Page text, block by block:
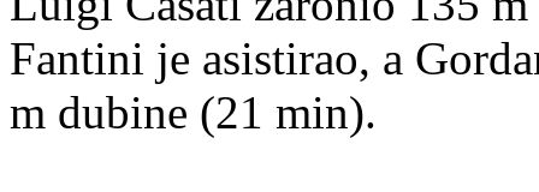
Fantini je asistirao, a
m dubine (21 min).